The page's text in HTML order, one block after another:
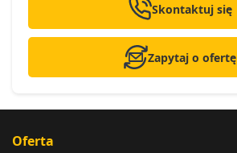
Skontaktuj się
Zapytaj o ofertę
Oferta